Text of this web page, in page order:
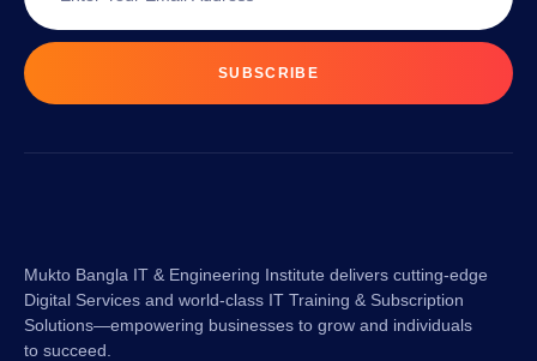
SUBSCRIBE
Mukto Bangla IT & Engineering Institute delivers cutting-edge
Digital Services and world-class IT Training & Subscription
Solutions—empowering businesses to grow and individuals
to succeed.